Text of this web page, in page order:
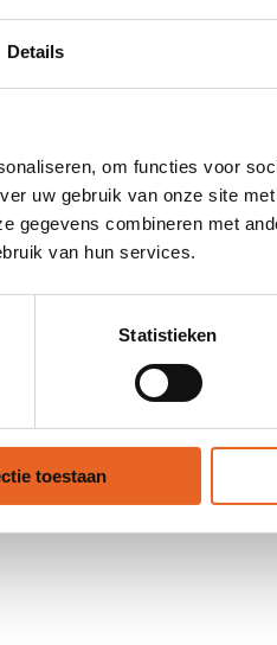
Details
om functies voor
uw gebruik van onze site
gegevens combineren met
van hun services.
Statistieken
toestaan
docent die extra zorgt
Die helpt de
hulp nodig hebben.